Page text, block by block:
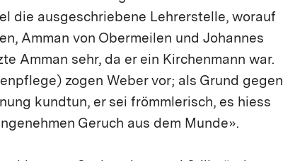
die ausgeschriebene Lehrerstelle, worauf
Amman von Obermeilen und Johannes
Amman sehr, da er ein Kirchenmann war.
zogen Weber vor; als Grund gegen
kundtun, er sei frömmlerisch, es hiess
Geruch aus dem Munde».